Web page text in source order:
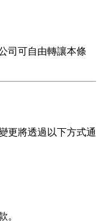
司可自由轉讓本條
更將透過以下方式通
。